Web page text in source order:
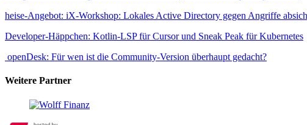
heise-Angebot: iX-Workshop: Lokales Active Directory gegen Angriffe
Developer-Häppchen: Kotlin-LSP für Cursor und Sneak Peak für Kubernetes
openDesk: Für wen ist die Community-Version überhaupt gedacht?
Weitere Partner